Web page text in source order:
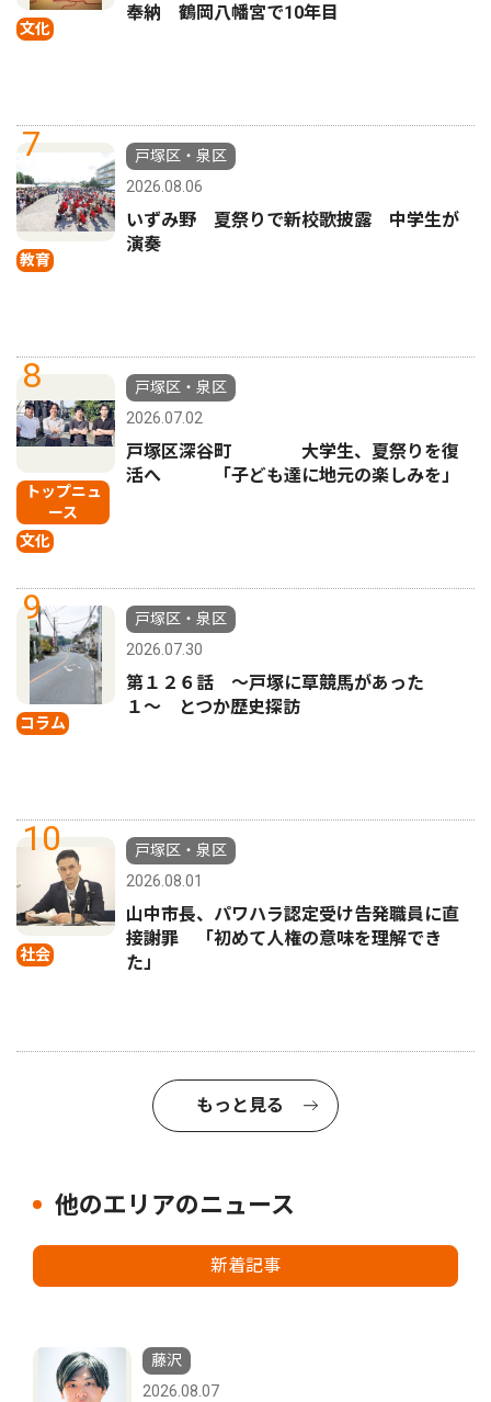
文化
奉納 鶴岡八幡宮で10年目
7
教育
戸塚区・泉区
2026.08.06
いずみ野 夏祭りで新校歌披露 中学生が
演奏
8
トップニュ
ース
文化
戸塚区・泉区
2026.07.02
戸塚区深谷町 大学生、夏祭りを復
活へ 「子ども達に地元の楽しみを」
9
コラム
戸塚区・泉区
2026.07.30
第１２６話 〜戸塚に草競馬があった
１〜 とつか歴史探訪
10
社会
戸塚区・泉区
2026.08.01
山中市長、パワハラ認定受け告発職員に直
接謝罪 「初めて人権の意味を理解でき
た」
もっと見る
他のエリアのニュース
新着記事
藤沢
2026.08.07